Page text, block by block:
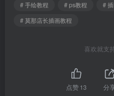
# 手绘教程
# ps教程
#
# 莫那店长插画教程
喜欢就支
点赞13 分